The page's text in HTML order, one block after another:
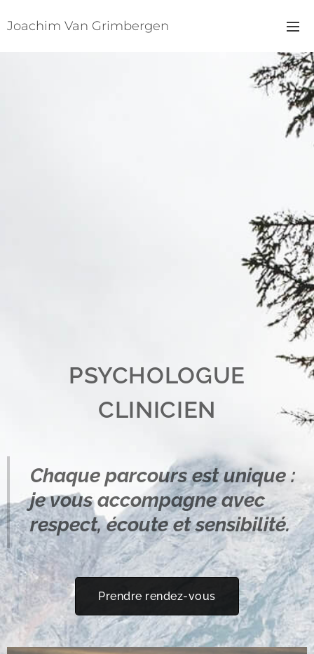
Joachim Van Grimbergen
PSYCHOLOGUE
CLINICIEN
Chaque parcours est unique :
je vous accompagne avec
respect, écoute et sensibilité.
Prendre rendez-vous